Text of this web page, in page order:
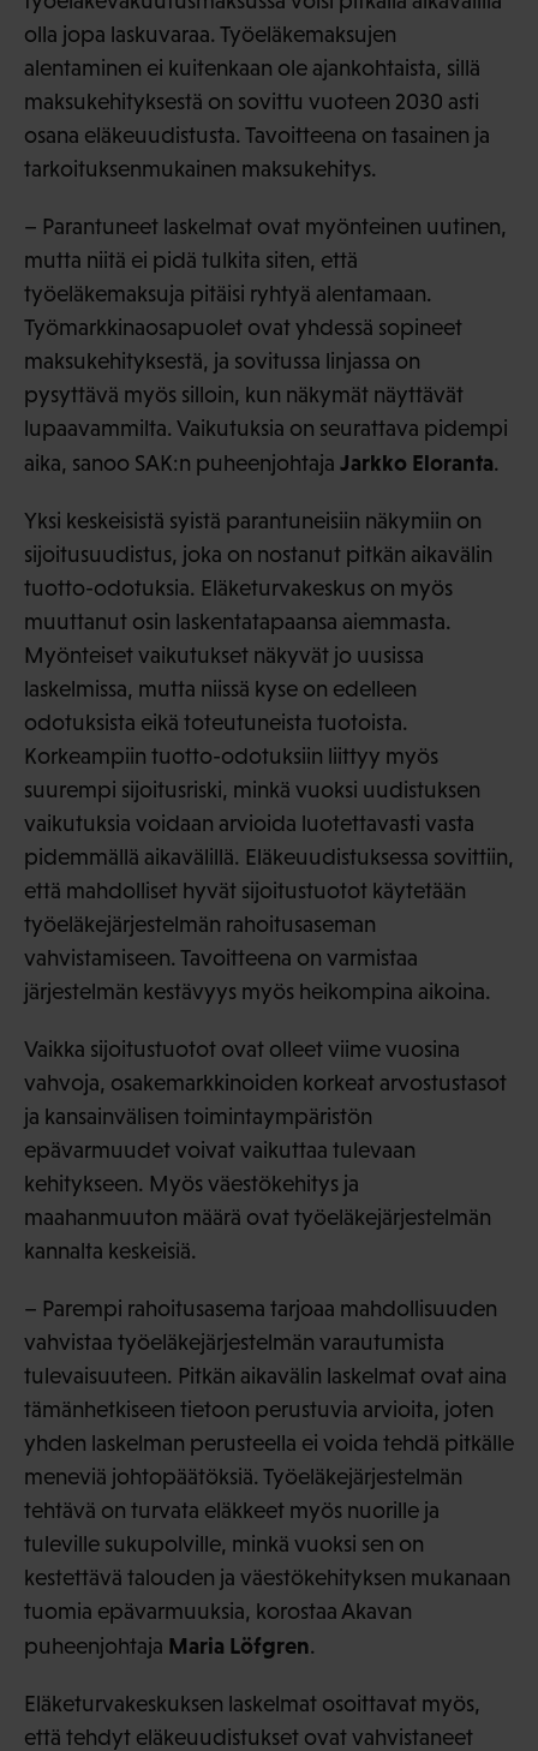
olla jopa laskuvaraa. Työeläkemaksujen
alentaminen ei kuitenkaan ole ajankohtaista, sillä
maksukehityksestä on sovittu vuoteen 2030 asti
osana eläkeuudistusta. Tavoitteena on tasainen ja
tarkoituksenmukainen maksukehitys.
– Parantuneet laskelmat ovat myönteinen uutinen,
mutta niitä ei pidä tulkita siten, että
työeläkemaksuja pitäisi ryhtyä alentamaan.
Työmarkkinaosapuolet ovat yhdessä sopineet
maksukehityksestä, ja sovitussa linjassa on
pysyttävä myös silloin, kun näkymät näyttävät
lupaavammilta. Vaikutuksia on seurattava pidempi
aika, sanoo SAK:n puheenjohtaja Jarkko Eloranta.
Yksi keskeisistä syistä parantuneisiin näkymiin on
sijoitusuudistus, joka on nostanut pitkän aikavälin
tuotto-odotuksia. Eläketurvakeskus on myös
muuttanut osin laskentatapaansa aiemmasta.
Myönteiset vaikutukset näkyvät jo uusissa
laskelmissa, mutta niissä kyse on edelleen
odotuksista eikä toteutuneista tuotoista.
Korkeampiin tuotto-odotuksiin liittyy myös
suurempi sijoitusriski, minkä vuoksi uudistuksen
vaikutuksia voidaan arvioida luotettavasti vasta
pidemmällä aikavälillä. Eläkeuudistuksessa sovittiin,
että mahdolliset hyvät sijoitustuotot käytetään
työeläkejärjestelmän rahoitusaseman
vahvistamiseen. Tavoitteena on varmistaa
järjestelmän kestävyys myös heikompina aikoina.
Vaikka sijoitustuotot ovat olleet viime vuosina
vahvoja, osakemarkkinoiden korkeat arvostustasot
ja kansainvälisen toimintaympäristön
epävarmuudet voivat vaikuttaa tulevaan
kehitykseen. Myös väestökehitys ja
maahanmuuton määrä ovat työeläkejärjestelmän
kannalta keskeisiä.
– Parempi rahoitusasema tarjoaa mahdollisuuden
vahvistaa työeläkejärjestelmän varautumista
tulevaisuuteen. Pitkän aikavälin laskelmat ovat aina
tämänhetkiseen tietoon perustuvia arvioita, joten
yhden laskelman perusteella ei voida tehdä pitkälle
meneviä johtopäätöksiä. Työeläkejärjestelmän
tehtävä on turvata eläkkeet myös nuorille ja
tuleville sukupolville, minkä vuoksi sen on
kestettävä talouden ja väestökehityksen mukanaan
tuomia epävarmuuksia, korostaa Akavan
puheenjohtaja Maria Löfgren.
Eläketurvakeskuksen laskelmat osoittavat myös,
että tehdyt eläkeuudistukset ovat vahvistaneet